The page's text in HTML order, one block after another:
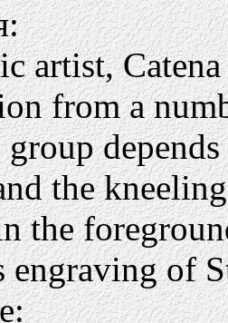
artist,
from a
group
the
the
engraving of